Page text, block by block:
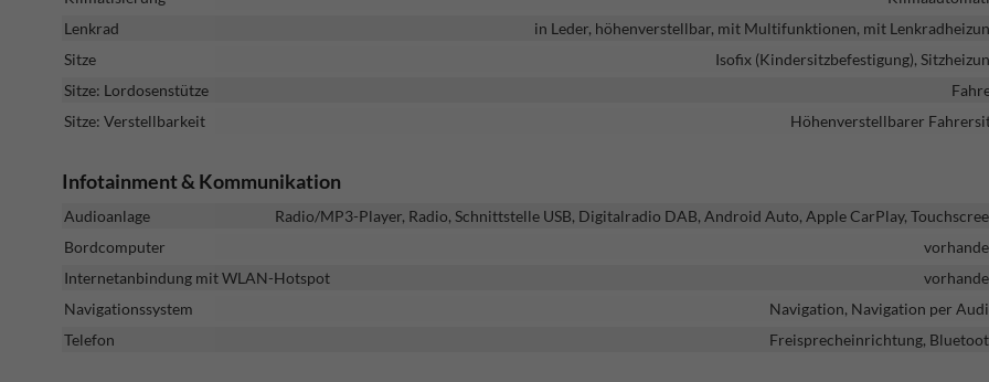
Lenkrad
in Leder, höhenverstellbar, mit Multifunktionen, mit
Sitze
Isofix (Kindersitzbefestigung),
Sitze: Lordosenstütze
Sitze: Verstellbarkeit
Höhenverstellbarer
Infotainment & Kommunikation
Audioanlage
Radio/MP3-Player, Radio, Schnittstelle USB, Digitalradio DAB, Android Auto, Apple CarPlay,
Bordcomputer
Internetanbindung mit WLAN-Hotspot
Navigationssystem
Navigation, Navigation per
Telefon
Freisprecheinrichtung,